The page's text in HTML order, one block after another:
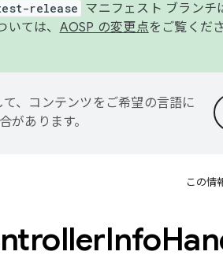
release マニフェスト ブランチ
ては、 AOSP の変更点をご覧くだ
、コンテンツをご希望の言語に
があります。
この情
Info